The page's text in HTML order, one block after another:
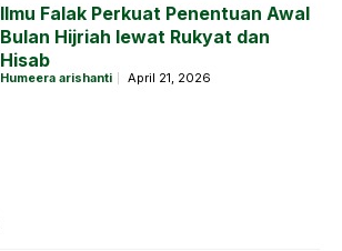
Ilmu Falak Perkuat Penentuan Awal
Bulan Hijriah lewat Rukyat dan
Hisab
Humeera arishanti April 21, 2026